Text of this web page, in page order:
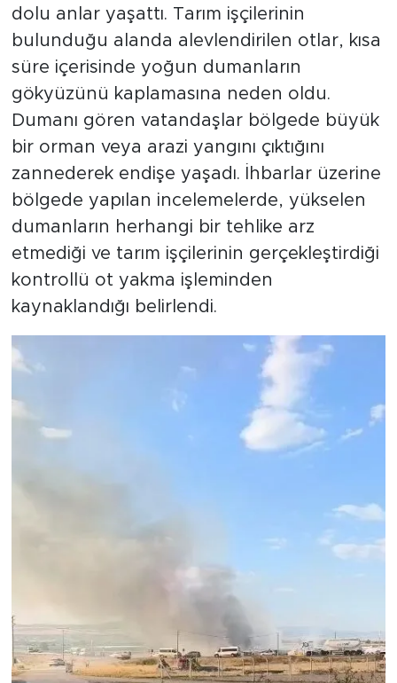
dolu anlar yaşattı. Tarım işçilerinin
bulunduğu alanda alevlendirilen otlar, kısa
süre içerisinde yoğun dumanların
gökyüzünü kaplamasına neden oldu.
Dumanı gören vatandaşlar bölgede büyük
bir orman veya arazi yangını çıktığını
zannederek endişe yaşadı. İhbarlar üzerine
bölgede yapılan incelemelerde, yükselen
dumanların herhangi bir tehlike arz
etmediği ve tarım işçilerinin gerçekleştirdiği
kontrollü ot yakma işleminden
kaynaklandığı belirlendi.